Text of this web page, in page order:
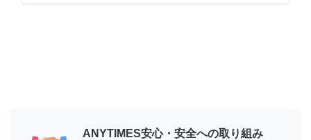
ANYTIMES安心・安全への取り組み